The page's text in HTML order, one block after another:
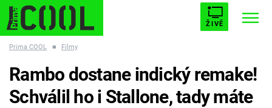
ŽIVĚ
ESCAPE PLNEJ KOTEL AVENGERS 5
Prima COOL ■ Filmy
Rambo dostane indický remake!
Schválil ho i Stallone, tady máte